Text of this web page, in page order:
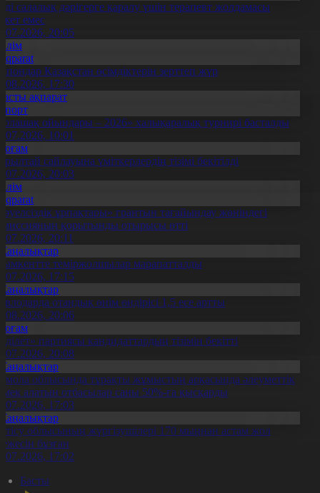
салалық дәрігерге қаралу үшін терапевт жолдамасы
емес
20:05
Қазақстан өсімдіктерін зерттеп жүр
17:30
ақпарат
ойындары – 2026» халықаралық турнирі басталды
10:01
сайлауына үміткерлердің тізімі бекітілді
20:03
ұрпақтары» грантын тағайындау жөніндегі
қорытынды отырысы өтті
20:11
теміржолшылар марапатталды
17:15
отандық өнім өндірісі 1,5 есе артты
20:06
партиясы кандидаттардың тізімін бекітті
20:08
облысында тұрақты жұмыстың арқасында әлеуметтік
алатын отбасылар саны 50%-ға қысқарды
17:03
облысының жүргізушілері 170 мыңнан астам жол
бұзған
17:02
Басты